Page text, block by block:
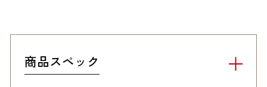
商品スペック